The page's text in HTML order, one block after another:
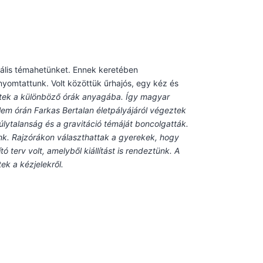
témahetünket. Ennek keretében
Volt közöttük űrhajós, egy kéz és
a különböző órák anyagába. Így magyar
órán Farkas Bertalan életpályájáról végeztek
és a gravitáció témáját boncolgatták.
Rajzórákon választhattak a gyerekek, hogy
terv volt, amelyből kiállítást is rendeztünk. A
a kézjelekről.